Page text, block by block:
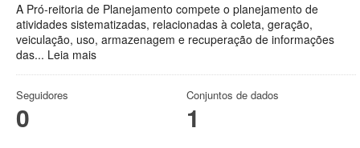
A Pró-reitoria de Planejamento compete o planejamento de
atividades sistematizadas, relacionadas à coleta, geração,
veiculação, uso, armazenagem e recuperação de informações
das... Leia mais
Seguidores
0
Conjuntos de dados
1